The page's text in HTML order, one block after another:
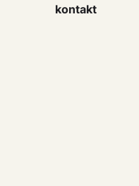
kontakt